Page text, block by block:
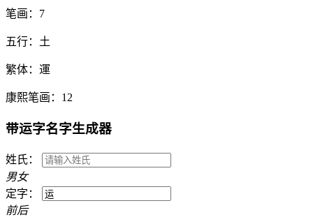
笔画： 7
五行： 土
繁体： 運
康熙笔画： 12
带运字名字生成器
姓氏：
男女
定字：
前后